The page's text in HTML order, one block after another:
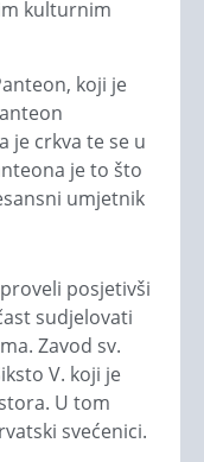
kulturnim
koji je
je crkva te se u
je to što
umjetnik
posjetivši
sudjelovati
Zavod sv.
V. koji je
U tom
svećenici.